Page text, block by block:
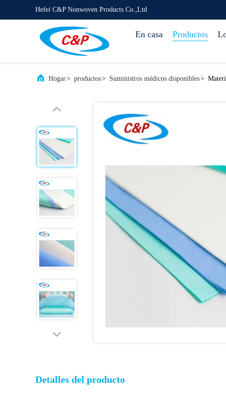
Hefei C&P Nonwoven Products Co.,Ltd
En casa Productos
Hogar> productos> Suministros médicos disponibles>
Detalles del producto